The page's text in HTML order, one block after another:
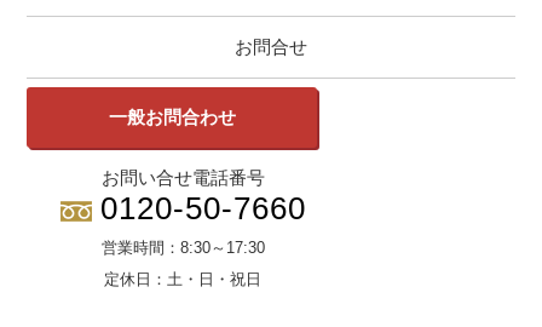
お問合せ
一般お問合わせ
お問い合せ電話番号
0120-50-7660
営業時間： 8:30～17:30
定休日： 土・日・祝日